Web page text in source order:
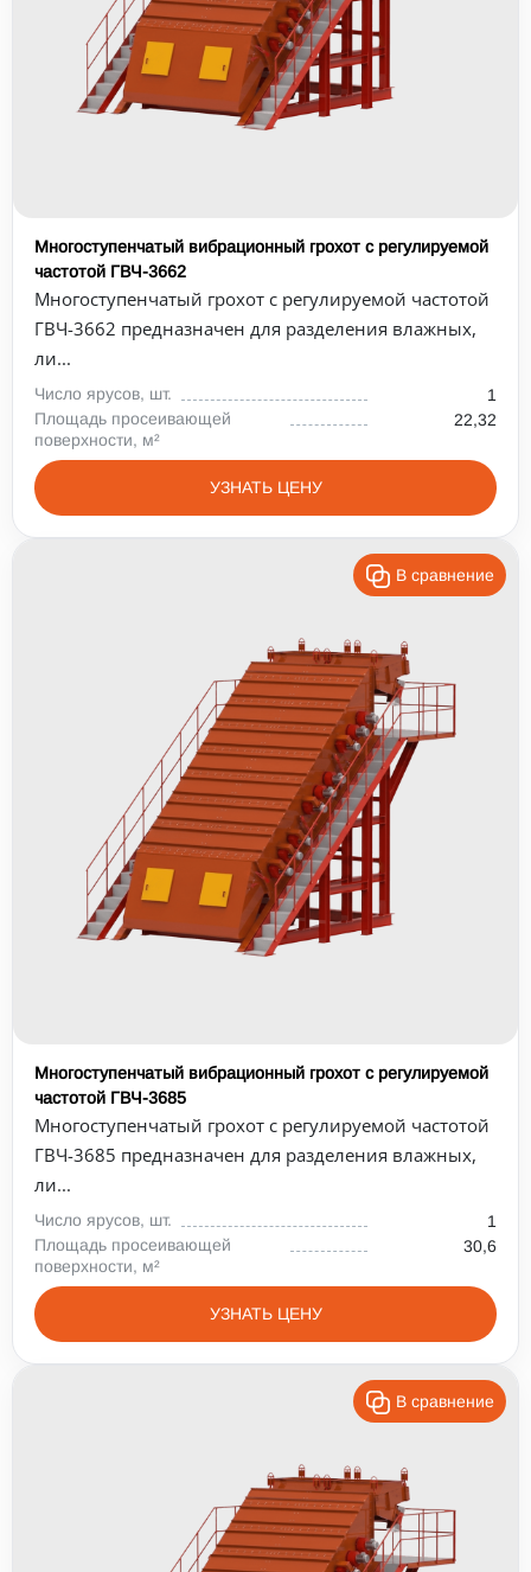
Многоступенчатый вибрационный грохот с регулируемой
частотой ГВЧ-3662
Многоступенчатый грохот с регулируемой частотой
ГВЧ-3662 предназначен для разделения влажных,
ли...
Число ярусов, шт.
1
Площадь просеивающей
поверхности, м²
22,32
УЗНАТЬ ЦЕНУ
В сравнение
Многоступенчатый вибрационный грохот с регулируемой
частотой ГВЧ-3685
Многоступенчатый грохот с регулируемой частотой
ГВЧ-3685 предназначен для разделения влажных,
ли...
Число ярусов, шт.
1
Площадь просеивающей
поверхности, м²
30,6
УЗНАТЬ ЦЕНУ
В сравнение